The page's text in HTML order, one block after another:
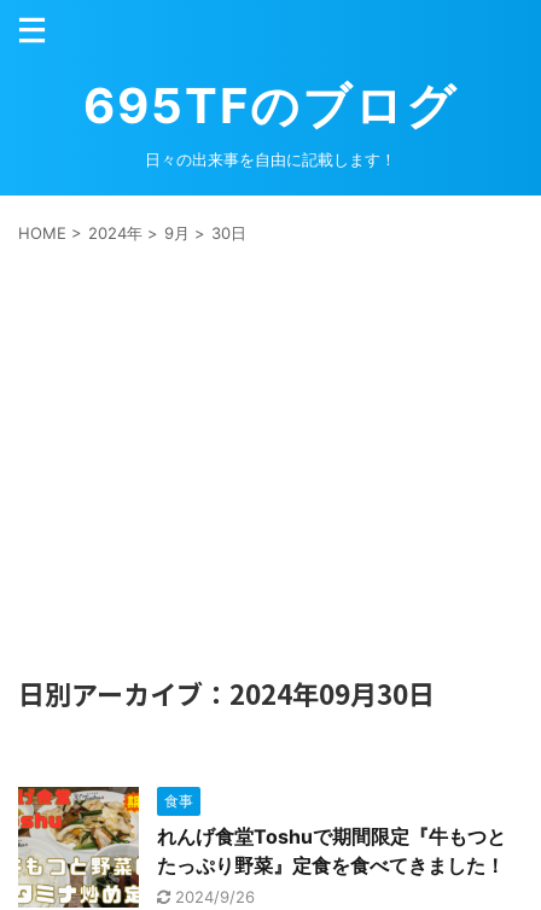
695TFのブログ
日々の出来事を自由に記載します！
HOME > 2024年 > 9月 > 30日
日別アーカイブ：2024年09月30日
食事
れんげ食堂Toshuで期間限定『牛もつと
たっぷり野菜』定食を食べてきました！
2024/9/26